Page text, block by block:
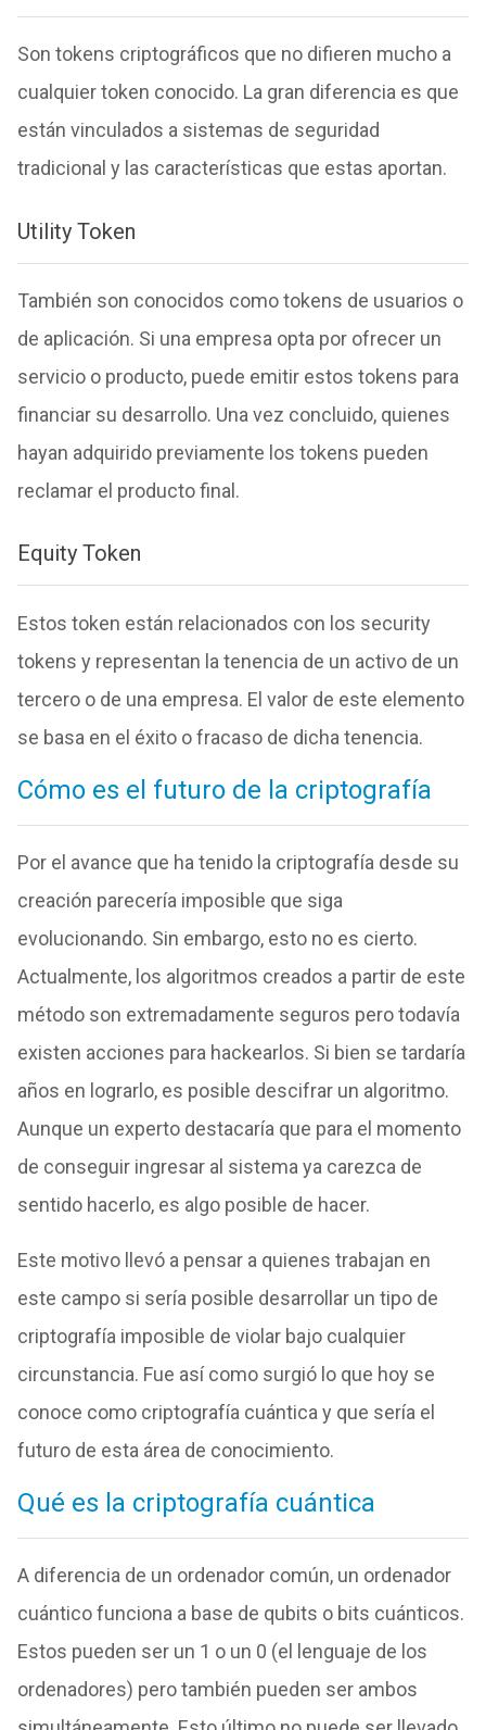
Son tokens criptográficos que no difieren mucho a
cualquier token conocido. La gran diferencia es que
están vinculados a sistemas de seguridad
tradicional y las características que estas aportan.
Utility Token
También son conocidos como tokens de usuarios o
de aplicación. Si una empresa opta por ofrecer un
servicio o producto, puede emitir estos tokens para
financiar su desarrollo. Una vez concluido, quienes
hayan adquirido previamente los tokens pueden
reclamar el producto final.
Equity Token
Estos token están relacionados con los security
tokens y representan la tenencia de un activo de un
tercero o de una empresa. El valor de este elemento
se basa en el éxito o fracaso de dicha tenencia.
Cómo es el futuro de la criptografía
Por el avance que ha tenido la criptografía desde su
creación parecería imposible que siga
evolucionando. Sin embargo, esto no es cierto.
Actualmente, los algoritmos creados a partir de este
método son extremadamente seguros pero todavía
existen acciones para hackearlos. Si bien se tardaría
años en lograrlo, es posible descifrar un algoritmo.
Aunque un experto destacaría que para el momento
de conseguir ingresar al sistema ya carezca de
sentido hacerlo, es algo posible de hacer.
Este motivo llevó a pensar a quienes trabajan en
este campo si sería posible desarrollar un tipo de
criptografía imposible de violar bajo cualquier
circunstancia. Fue así como surgió lo que hoy se
conoce como criptografía cuántica y que sería el
futuro de esta área de conocimiento.
Qué es la criptografía cuántica
A diferencia de un ordenador común, un ordenador
cuántico funciona a base de qubits o bits cuánticos.
Estos pueden ser un 1 o un 0 (el lenguaje de los
ordenadores) pero también pueden ser ambos